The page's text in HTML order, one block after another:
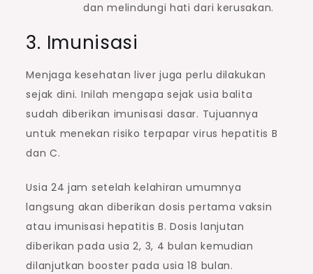
dan melindungi hati dari kerusakan.
3. Imunisasi
Menjaga kesehatan liver juga perlu dilakukan
sejak dini. Inilah mengapa sejak usia balita
sudah diberikan imunisasi dasar. Tujuannya
untuk menekan risiko terpapar virus hepatitis B
dan C.
Usia 24 jam setelah kelahiran umumnya
langsung akan diberikan dosis pertama vaksin
atau imunisasi hepatitis B. Dosis lanjutan
diberikan pada usia 2, 3, 4 bulan kemudian
dilanjutkan booster pada usia 18 bulan.